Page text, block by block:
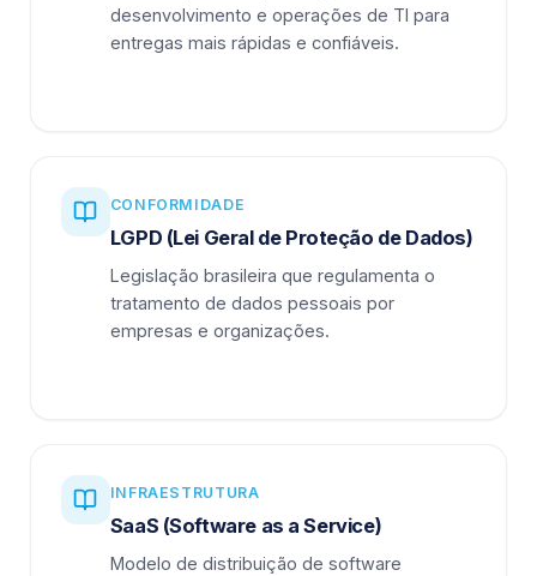
desenvolvimento e operações de TI para
entregas mais rápidas e confiáveis.
CONFORMIDADE
LGPD (Lei Geral de Proteção de Dados)
Legislação brasileira que regulamenta o
tratamento de dados pessoais por
empresas e organizações.
INFRAESTRUTURA
SaaS (Software as a Service)
Modelo de distribuição de software